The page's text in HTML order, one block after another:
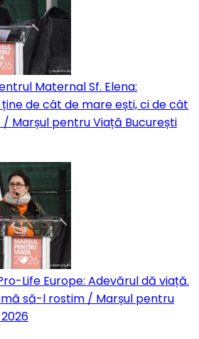
Maternal Sf. Elena:
de cât de mare ești, ci de cât
Marșul pentru Viață București
Life Europe: Adevărul dă viață.
să-l rostim / Marșul pentru